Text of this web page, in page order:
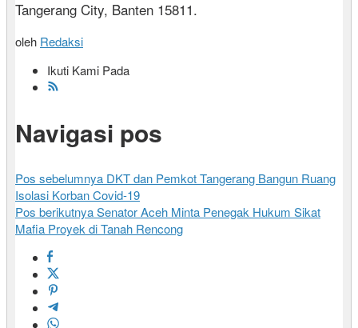
Tangerang City, Banten 15811.
oleh Redaksi
Ikuti Kami Pada
Navigasi pos
Pos sebelumnya DKT dan Pemkot Tangerang Bangun Ruang
Isolasi Korban Covid-19
Pos berikutnyaSenator Aceh Minta Penegak Hukum Sikat
Mafia Proyek di Tanah Rencong